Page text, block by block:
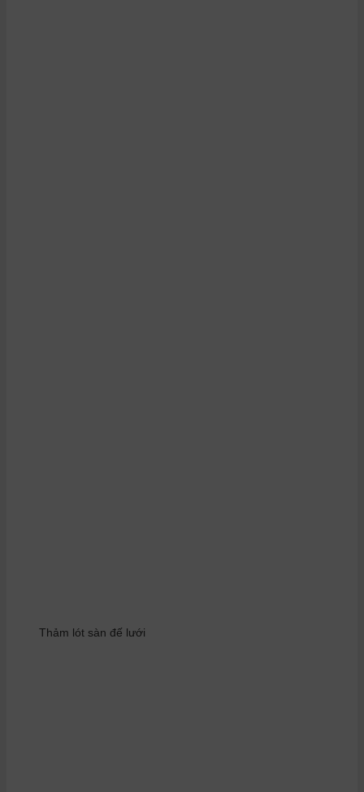
Thảm lót sàn đế lưới